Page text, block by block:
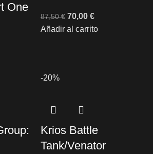
One
87,50€ 70,00 €
Añadir al carrito
-20%
Krios Battle
Tank/Venator